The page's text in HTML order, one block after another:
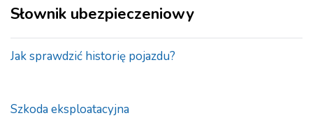
Słownik ubezpieczeniowy
Jak sprawdzić historię pojazdu?
Szkoda eksploatacyjna